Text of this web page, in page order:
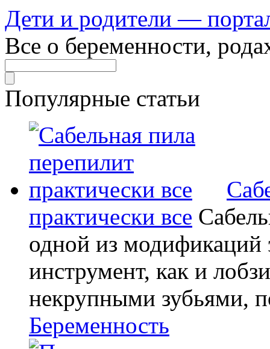
Дети и родители —
Все о беременности,
Популярные статьи
практически все
одной из модификаций
инструмент, как и
некрупными зубьями,
Беременность